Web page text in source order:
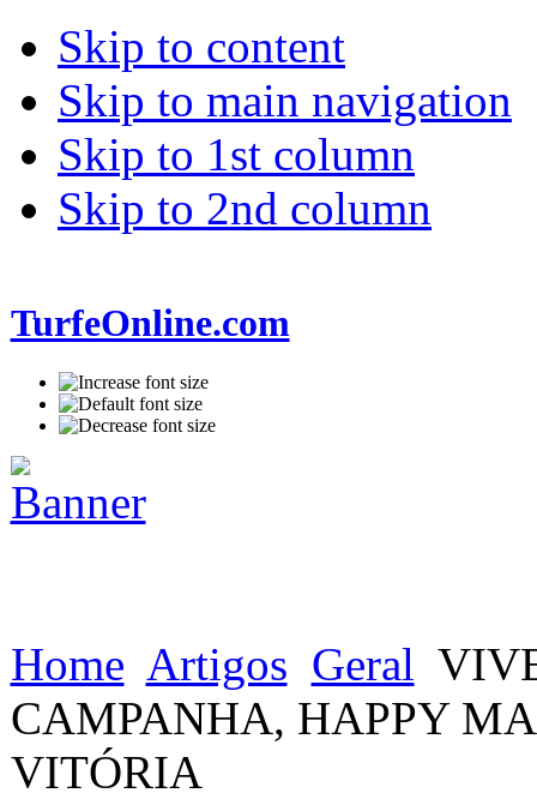
Skip to content
Skip to main navigation
Skip to 1st column
Skip to 2nd column
TurfeOnline.com
Home Artigos Geral
CAMPANHA, HAPPY
VITÓRIA